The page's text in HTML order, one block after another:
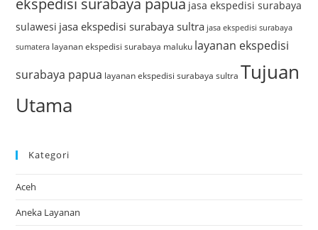
jasa ekspedisi surabaya
sulawesi jasa ekspedisi surabaya sultra jasa ekspedisi surabaya
sumatera layanan ekspedisi surabaya maluku layanan ekspedisi
surabaya papua layanan ekspedisi surabaya sultra Tujuan
Utama
Kategori
Aceh
Aneka Layanan